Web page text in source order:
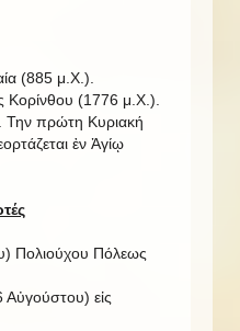
(885 μ.Χ.).
Κορίνθου (1776 μ.Χ.).
Την πρώτη Κυριακή
ἐν Ἁγίῳ
Πολιούχου Πόλεως
εἰς